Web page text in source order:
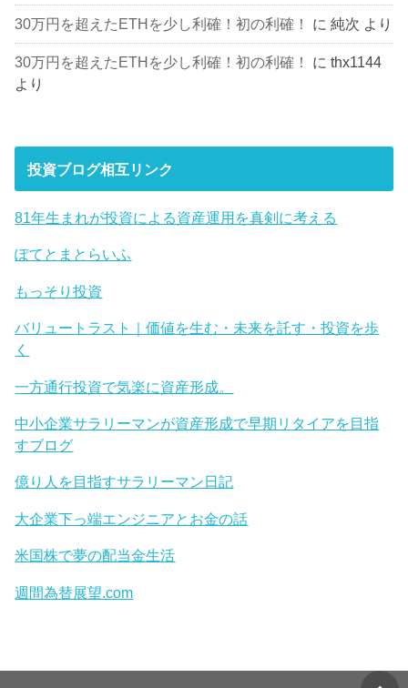
30万円を超えたETHを少し利確！初の利確！ に純次 より
30万円を超えたETHを少し利確！初の利確！ にthx1144
より
投資ブログ相互リンク
81年生まれが投資による資産運用を真剣に考える
ぽてとまとらいふ
もっそり投資
バリュートラスト｜価値を生む・未来を託す・投資を歩
く
一方通行投資で気楽に資産形成。
中小企業サラリーマンが資産形成で早期リタイアを目指
すブログ
億り人を目指すサラリーマン日記
大企業下っ端エンジニアとお金の話
米国株で夢の配当金生活
週間為替展望.com